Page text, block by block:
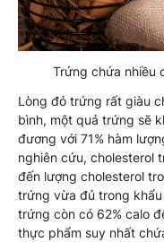
Trứng chứa nhiều
Lòng đỏ trứng rất giàu
bình, một quả trứng sẽ
đương với 71% hàm
nghiên cứu, cholesterol
đến lượng cholesterol
trứng vừa đủ trong
trứng còn có 62% calo
thực phẩm suy nhất